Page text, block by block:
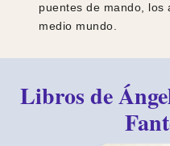
puentes de mando, los
medio mundo.
Libros de